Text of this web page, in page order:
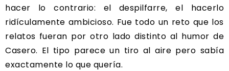
hacer lo contrario: el despilfarre, el hacerlo
ridículamente ambicioso. Fue todo un reto que los
relatos fueran por otro lado distinto al humor de
Casero. El tipo parece un tiro al aire pero sabía
exactamente lo que quería.